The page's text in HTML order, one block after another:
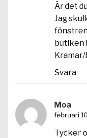
Är det
Jag
butiken
Svara
Moa
februari
Tycker